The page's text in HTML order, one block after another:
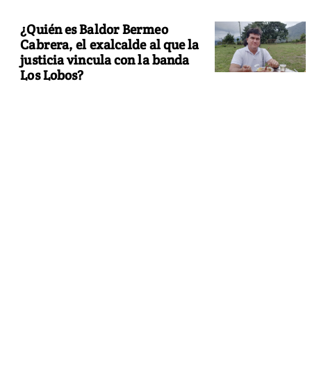
¿Quién es Baldor Bermeo
Cabrera, el exalcalde al que la
justicia vincula con la banda
Los Lobos?